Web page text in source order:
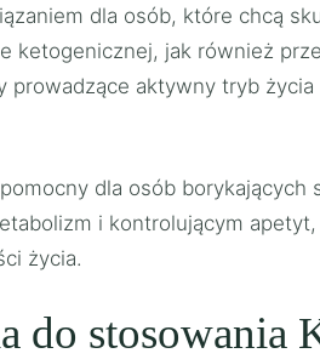
dla osób, które chcą
ketogenicznej, jak również
prowadzące aktywny tryb
dla osób
i kontrolującym
życia.
do stosowania